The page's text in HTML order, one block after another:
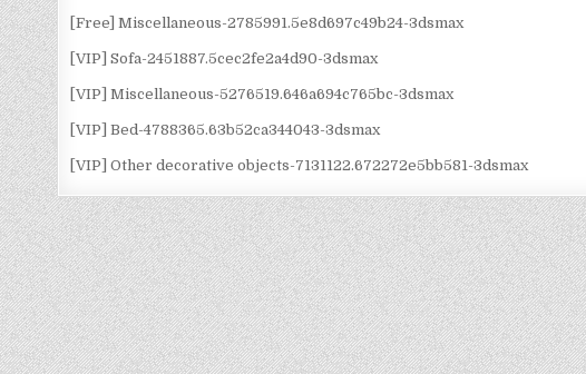
[Free] Miscellaneous-2785991.5e8d697c49b24-3dsmax
[VIP] Sofa-2451887.5cec2fe2a4d90-3dsmax
[VIP] Miscellaneous-5276519.646a694c765bc-3dsmax
[VIP] Bed-4788365.63b52ca344043-3dsmax
[VIP] Other decorative objects-7131122.672272e5bb581-3dsmax